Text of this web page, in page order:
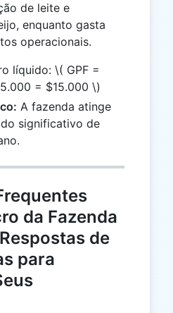
de leite e
enquanto gasta
operacionais.
líquido: \( GPF =
= $15.000 \)
A fazenda atinge
significativo de
da Fazenda
de
para